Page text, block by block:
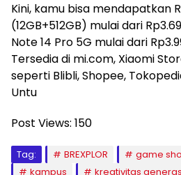
Kini, kamu bisa mendapatkan
(12GB+512GB) mulai dari
Note 14 Pro 5G mulai dari
Tersedia di mi.com, Xiaomi
seperti Blibli, Shopee,
Untu
Post Views: 150
Tag: BREXPLOR game
kampus
kreativitas